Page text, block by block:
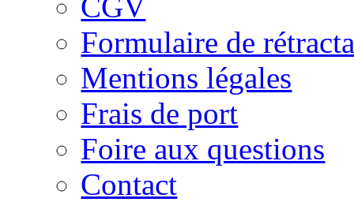
Formulaire de
Mentions légales
Frais de port
Foire aux questions
Contact